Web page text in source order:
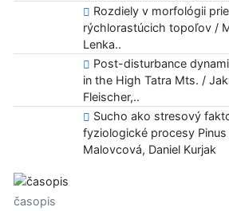
Rozdiely v morfológii
rýchlorastúcich topoľov /
Lenka..
Post-disturbance
in the High Tatra Mts. /
Fleischer,..
Sucho ako stresový
fyziologické procesy Pinus
Malovcová, Daniel Kurjak
časopis